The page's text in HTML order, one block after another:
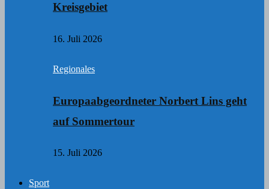
Kreisgebiet
16. Juli 2026
Regionales
Europaabgeordneter Norbert Lins geht
auf Sommertour
15. Juli 2026
Sport